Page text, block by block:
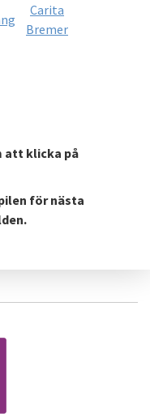
Carita
Bremer
att klicka på
för nästa